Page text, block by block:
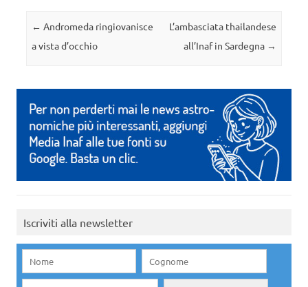
Navigazione articolo
← Andromeda ringiovanisce
a vista d’occhio
L’ambasciata thailandese
all’Inaf in Sardegna →
Iscriviti alla newsletter